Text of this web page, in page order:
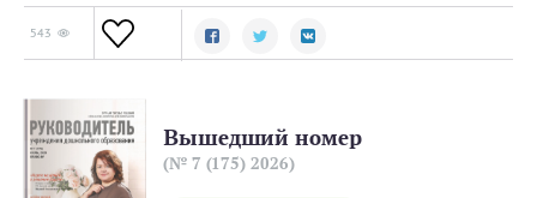
543
Вышедший номер
(№ 7 (175) 2026)